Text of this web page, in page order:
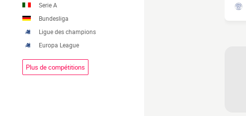
Serie A
Bundesliga
Ligue des champions
Europa League
Plus de compétitions